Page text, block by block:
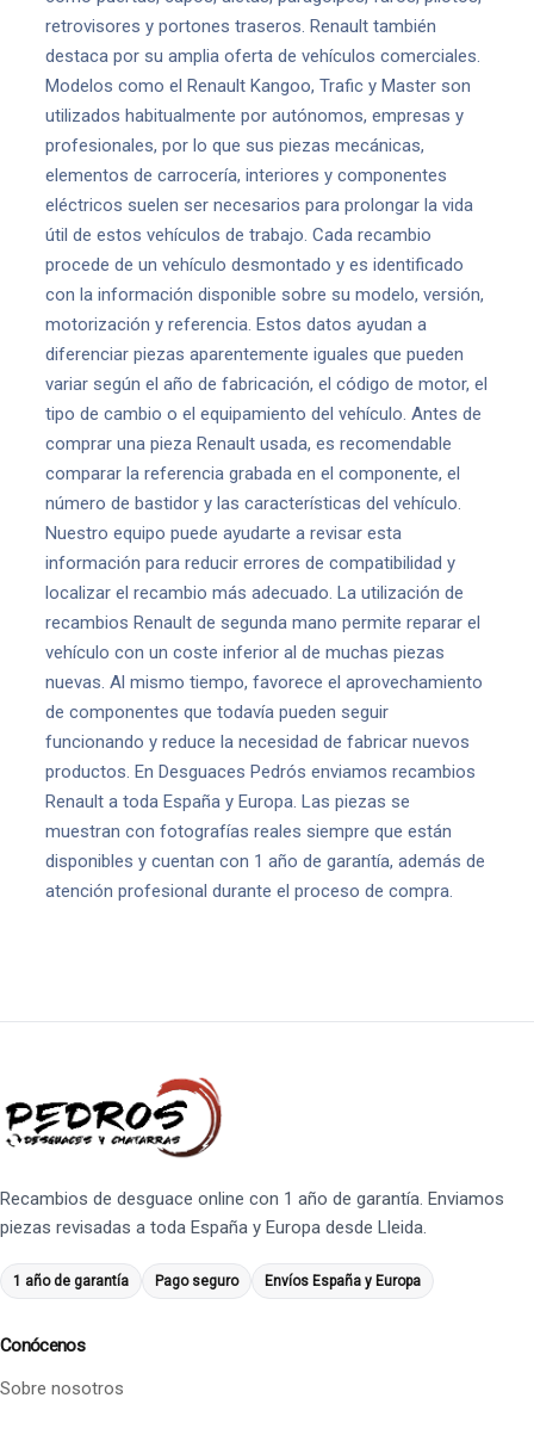
retrovisores y portones traseros. Renault también
destaca por su amplia oferta de vehículos comerciales.
Modelos como el Renault Kangoo, Trafic y Master son
utilizados habitualmente por autónomos, empresas y
profesionales, por lo que sus piezas mecánicas,
elementos de carrocería, interiores y componentes
eléctricos suelen ser necesarios para prolongar la vida
útil de estos vehículos de trabajo. Cada recambio
procede de un vehículo desmontado y es identificado
con la información disponible sobre su modelo, versión,
motorización y referencia. Estos datos ayudan a
diferenciar piezas aparentemente iguales que pueden
variar según el año de fabricación, el código de motor, el
tipo de cambio o el equipamiento del vehículo. Antes de
comprar una pieza Renault usada, es recomendable
comparar la referencia grabada en el componente, el
número de bastidor y las características del vehículo.
Nuestro equipo puede ayudarte a revisar esta
información para reducir errores de compatibilidad y
localizar el recambio más adecuado. La utilización de
recambios Renault de segunda mano permite reparar el
vehículo con un coste inferior al de muchas piezas
nuevas. Al mismo tiempo, favorece el aprovechamiento
de componentes que todavía pueden seguir
funcionando y reduce la necesidad de fabricar nuevos
productos. En Desguaces Pedrós enviamos recambios
Renault a toda España y Europa. Las piezas se
muestran con fotografías reales siempre que están
disponibles y cuentan con 1 año de garantía, además de
atención profesional durante el proceso de compra.
Recambios de desguace online con 1 año de garantía. Enviamos
piezas revisadas a toda España y Europa desde Lleida.
1 año de garantía Pago seguro Envíos España y Europa
Conócenos
Sobre nosotros